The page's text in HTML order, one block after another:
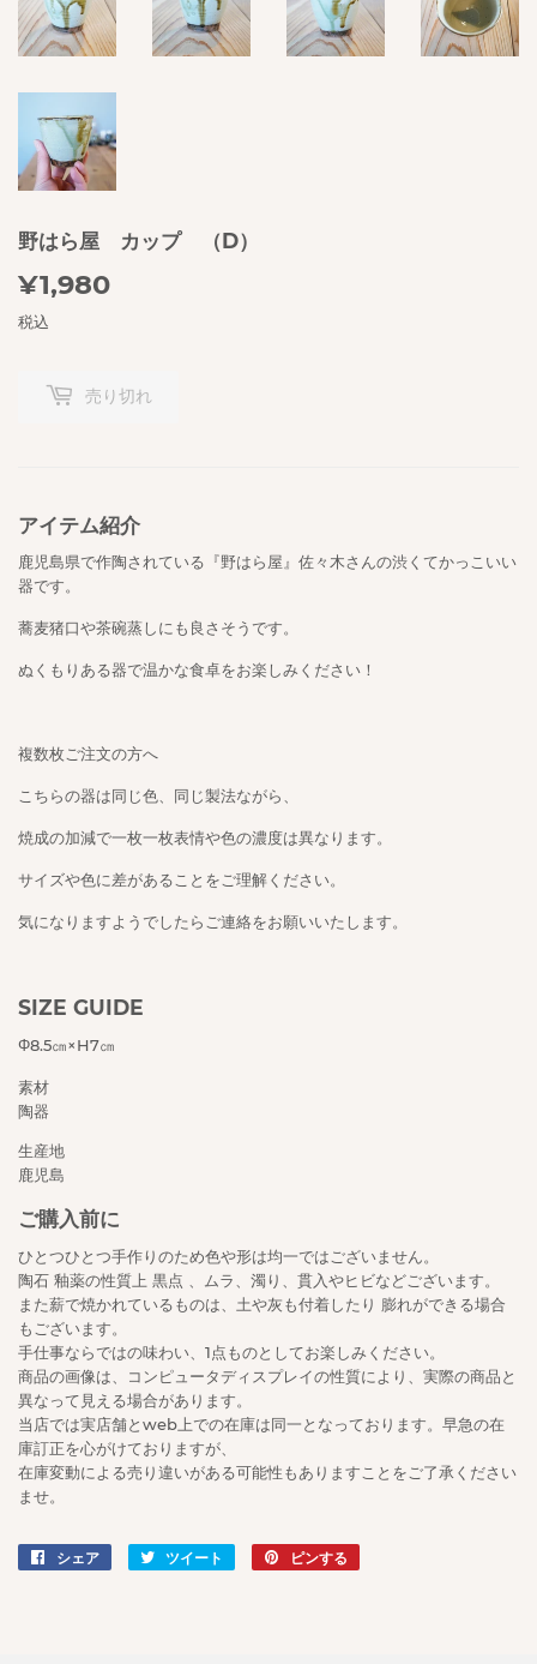
野はら屋 カップ （D）
¥1,980
税込
売り切れ
アイテム紹介
鹿児島県で作陶されている『野はら屋』佐々木さんの渋くてかっこいい
器です。
蕎麦猪口や茶碗蒸しにも良さそうです。
ぬくもりある器で温かな食卓をお楽しみください！
複数枚ご注文の方へ
こちらの器は同じ色、同じ製法ながら、
焼成の加減で一枚一枚表情や色の濃度は異なります。
サイズや色に差があることをご理解ください。
気になりますようでしたらご連絡をお願いいたします。
SIZE GUIDE
Φ8.5㎝×H7㎝
素材
陶器
生産地
鹿児島
ご購入前に
ひとつひとつ手作りのため色や形は均一ではございません。
陶石 釉薬の性質上 黒点 、ムラ、濁り、貫入やヒビなどございます。
また薪で焼かれているものは、土や灰も付着したり 膨れができる場合
もございます。
手仕事ならではの味わい、1点ものとしてお楽しみください。
商品の画像は、コンピュータディスプレイの性質により、実際の商品と
異なって見える場合があります。
当店では実店舗とweb上での在庫は同一となっております。早急の在
庫訂正を心がけておりますが、
在庫変動による売り違いがある可能性もありますことをご了承ください
ませ。
シェア
Facebookツイート
Twitter
ピンする